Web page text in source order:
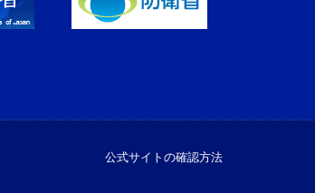
公式サイトの確認方法